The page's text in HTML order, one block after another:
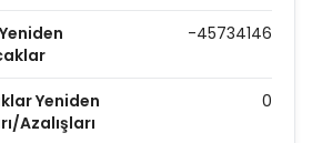
-45734146
Yeniden
Azalışları
0